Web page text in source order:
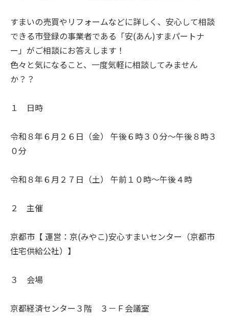
すまいの売買やリフォームなどに詳しく、安心して相談
できる市登録の事業者である「安(あん)すまパートナ
ー」がご相談にお答えします！
色々と気になること、一度気軽に相談してみません
か？？
１ 日時
令和８年６月２６日（金） 午後６時３０分～午後８時３
０分
令和８年６月２７日（土） 午前１０時～午後４時
２ 主催
京都市【 運営：京(みやこ)安心すまいセンター（京都市
住宅供給公社）】
３ 会場
京都経済センター３階 ３－Ｆ会議室